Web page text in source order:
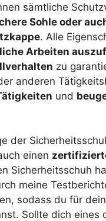
sämtliche
Sohle oder
. Alle
Arbeiten
zu
anderen
und
der
einen
Sicherheitsschuh
meine
sodass du für
Sollte dich eines